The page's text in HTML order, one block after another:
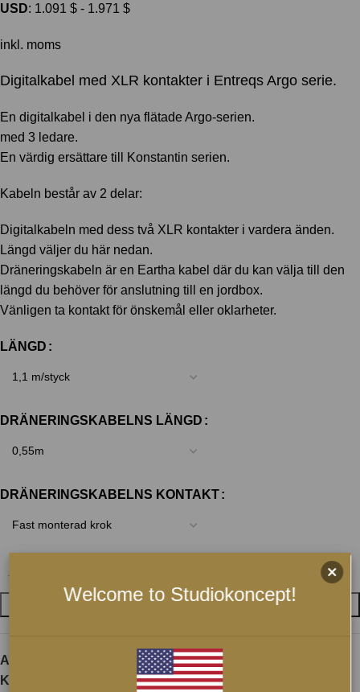
USD: 1.091 $ - 1.971 $
inkl. moms
Digitalkabel med XLR kontakter i Entreqs Argo serie.
En digitalkabel i den nya flätade Argo-serien.
med 3 ledare.
En värdig ersättare till Konstantin serien.
Kabeln består av 2 delar:
Digitalkabeln med dess två XLR kontakter i vardera änden.
Längd väljer du här nedan.
Dräneringskabeln är en Eartha kabel där du kan välja till den
längd du behöver för anslutning till en jordbox.
Vänligen ta kontakt för önskemål eller oklarheter.
LÄNGD
DRÄNERINGSKABELNS LÄNGD
DRÄNERINGSKABELNS KONTAKT
LÄGG I VARUKORG
Artikelnr:
entreq-argo-digitalkabel-xlr-2
Kategori:
XLR Digitalkablar
Welcome to Studiokoncept!